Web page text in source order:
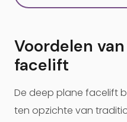
Voordelen
facelift
De deep plane facelift
ten opzichte van